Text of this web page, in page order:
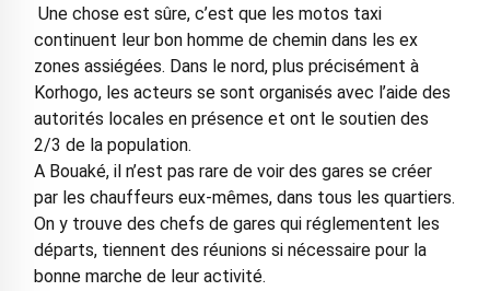
Une chose est sûre, c’est que les motos taxi
continuent leur bon homme de chemin dans les ex
zones assiégées. Dans le nord, plus précisément à
Korhogo, les acteurs se sont organisés avec l’aide des
autorités locales en présence et ont le soutien des
2/3 de la population.
A Bouaké, il n’est pas rare de voir des gares se créer
par les chauffeurs eux-mêmes, dans tous les quartiers.
On y trouve des chefs de gares qui réglementent les
départs, tiennent des réunions si nécessaire pour la
bonne marche de leur activité.